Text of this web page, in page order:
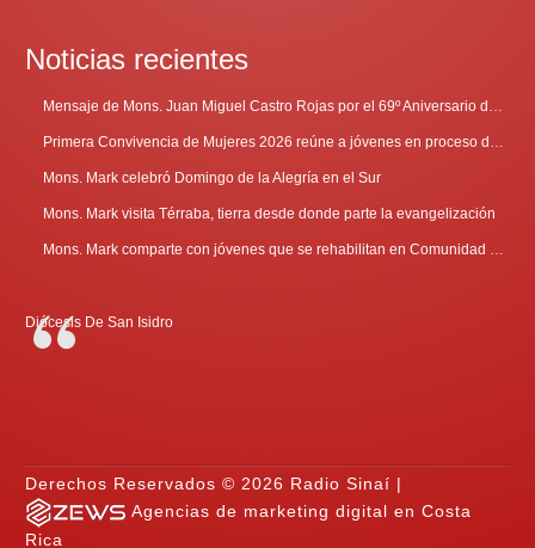
Noticias recientes
Mons. Mark celebró Domingo de la Alegría en el Sur
Mons. Mark visita Térraba, tierra desde donde parte la evangelización
Diócesis De San Isidro
Derechos Reservados © 2026 Radio Sinaí |
Agencias de marketing digital en Costa
Rica